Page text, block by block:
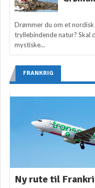
Drømmer du om et
tryllebindende natur? Skal
mystiske...
FRANKRIG
Ny rute til